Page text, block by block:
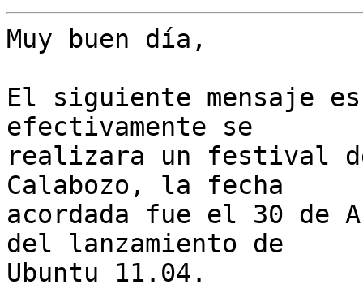
Muy buen día,
El siguiente mensaje
efectivamente se
realizara un festival
Calabozo, la fecha
acordada fue el 30 de
del lanzamiento de
Ubuntu 11.04.